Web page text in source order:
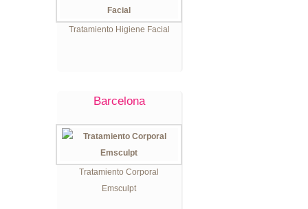
Tratamiento Higiene Facial
Barcelona
Tratamiento Corporal
Emsculpt